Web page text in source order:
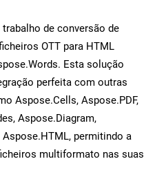
de conversão de
OTT para HTML
Esta solução
perfeita com outras
Aspose.Cells, Aspose.PDF,
Aspose.Diagram,
permitindo a
multiformato nas suas